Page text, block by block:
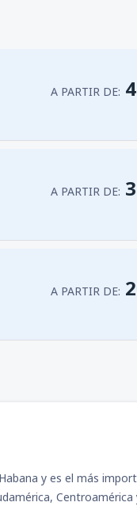
A PARTIR DE:
A PARTIR DE:
A PARTIR DE:
y es el más